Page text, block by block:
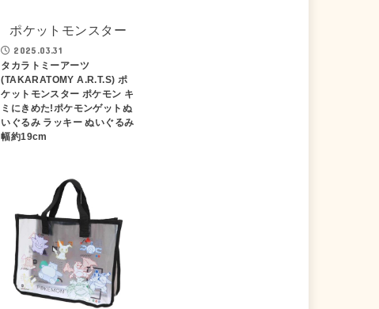
ポケットモンスター
2025.03.31
タカラトミーアーツ
(TAKARATOMY A.R.T.S) ポ
ケットモンスター ポケモン キ
ミにきめた!ポケモンゲットぬ
いぐるみ ラッキー ぬいぐるみ
幅約19cm